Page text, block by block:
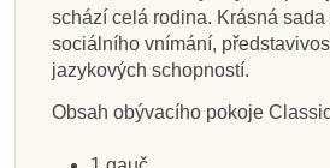
domečku
7 056 Kč
domeček pro
panenky
14 099 Kč
109 Kč218 Kč
638 Kč
schází celá rodina. Krásná
sociálního vnímání,
jazykových schopností.
Obsah obývacího pokoje